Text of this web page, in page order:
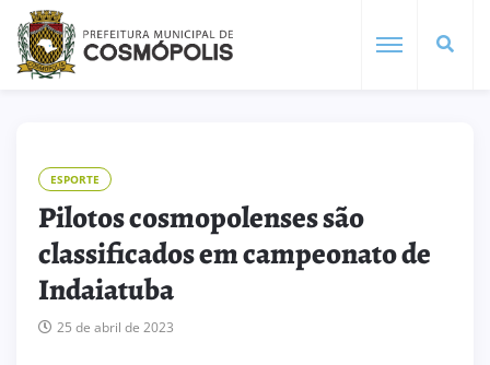
ESPORTE
Pilotos cosmopolenses são
classificados em campeonato de
Indaiatuba
25 de abril de 2023